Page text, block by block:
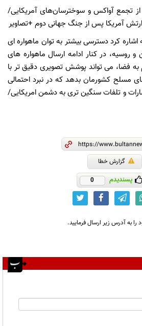
از تجمع آواکس و سوخترسان‌های آمریکایی/
آمریکا پس از جنگ جهانی دوم +تصاویر
اشاره کرد دسترسی بیشتر به توان ماهواره ای
در کنار ادامه ارسال ماهواره های
به فضا، می تواند پوشش تصویری دقیق تر با
مسلح کشورمان بدهد که در نبرد احتمالی
و تلفات سنگین تری به دشمن امریکایی/
گزارش خطا
پسندیدم 0
به آدرس زیر ارسال فرمایید.